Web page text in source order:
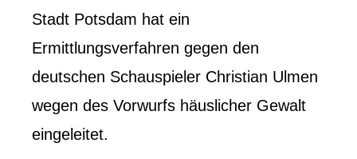
Stadt Potsdam hat ein
Ermittlungsverfahren gegen den
deutschen Schauspieler Christian Ulmen
wegen des Vorwurfs häuslicher Gewalt
eingeleitet.